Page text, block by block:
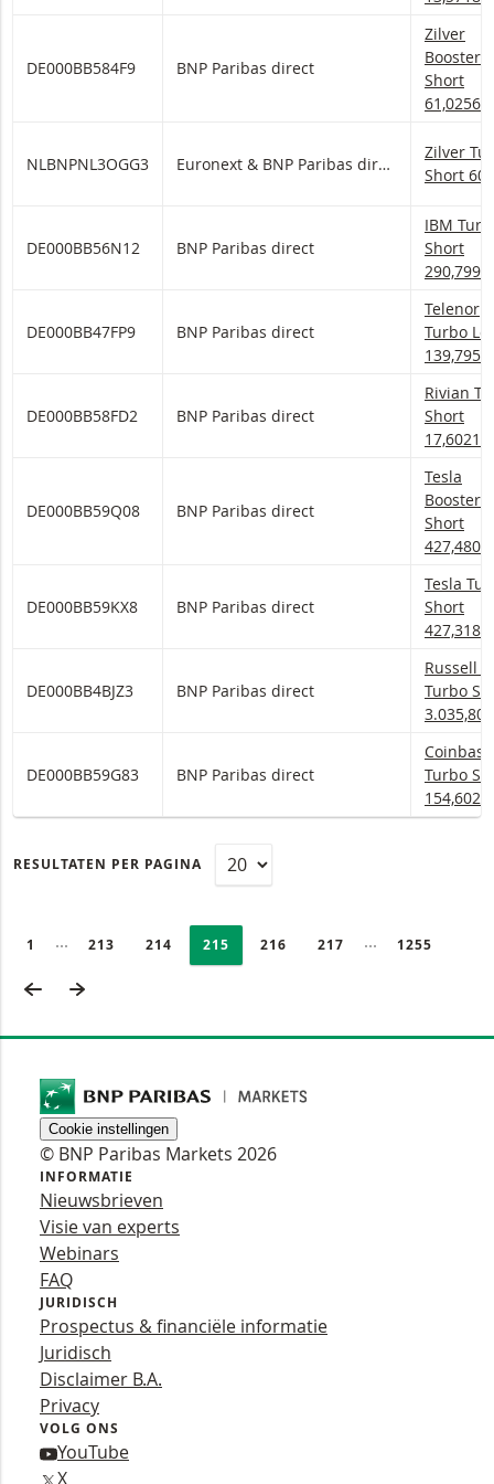
DE000BB584F9 BNP Paribas direct
Zilver
Zilver
Booster
Short
61,0256
NLBNPNL3OGG3 Euronext & BNP Paribas direct
Zilver
Zilver
Short
DE000BB56N12 BNP Paribas direct
IBM
IBM
Short
290,7993
DE000BB47FP9 BNP Paribas direct
Telenor
Telenor
Turbo
139,7958
DE000BB58FD2 BNP Paribas direct
Rivian
Rivian
Short
17,6021
DE000BB59Q08 BNP Paribas direct
Tesla
Tesla
Booster
Short
427,4805
DE000BB59KX8 BNP Paribas direct
Tesla
Tesla
Short
427,3183
DE000BB4BJZ3 BNP Paribas direct
Russell
Russell
Turbo
DE000BB59G83 BNP Paribas direct
Coinbase
Turbo
154,602
RESULTATEN PER PAGINA
PAGE
1 Ingeklapte pagina’s
PAGINA
213 PAGINA
214 Selected:
PAGINA
215 PAGINA
216 PAGINA
217 Ingeklapte
LAATSTE
1255
VORIGE PAGINA
Cookie instellingen
© BNP Paribas Markets 2026
INFORMATIE
Nieuwsbrieven
Visie van experts
Webinars
FAQ
JURIDISCH
Prospectus & financiële informatie
Juridisch
Disclaimer B.A.
Privacy
VOLG ONS
YouTube
X